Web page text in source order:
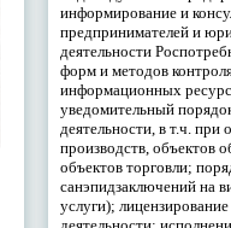
информирование и
предпринимателей и
деятельности
форм и методов
информационных
уведомительный
деятельности, в т.ч.
производств, объектов
объектов торговли;
санэпидзаключений на
услуги);